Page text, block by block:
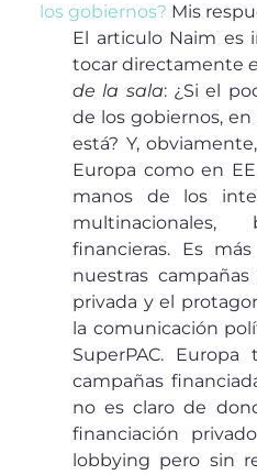
los gobiernos? Mis
El articulo Naim es
tocar directamente
de la sala: ¿Si el
de los gobiernos,
está? Y,
Europa como en
manos de los
financieras. Es
nuestras
privada y el
la comunicación
SuperPAC.
campañas
no es claro de
financiación
lobbying pero sin